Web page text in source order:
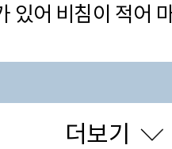
있어 비침이 적어
더보기